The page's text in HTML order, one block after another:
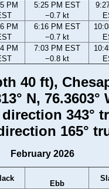
PM
5:25 PM EST
−0.7 kt
PM
6:16 PM EST
−0.7 kt
PM
7:03 PM EST
−0.8 kt
40 ft),
N, 76.3603°
343°
165°
February 2026
Ebb